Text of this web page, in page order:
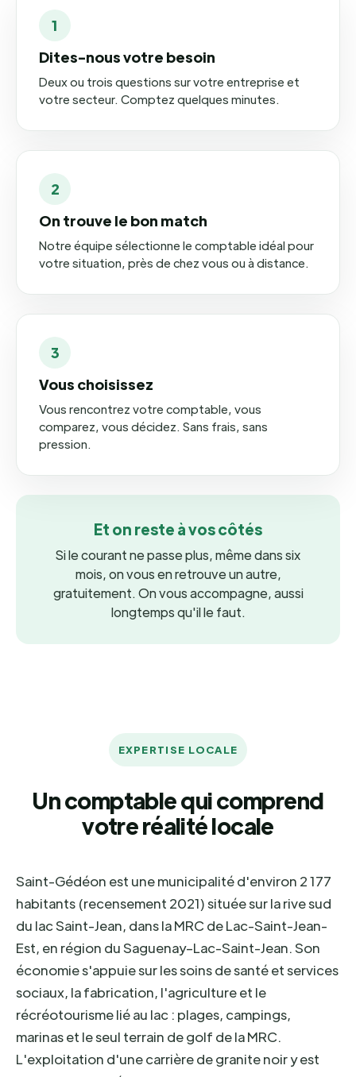
1
Dites-nous votre besoin
Deux ou trois questions sur votre entreprise et
votre secteur. Comptez quelques minutes.
2
On trouve le bon match
Notre équipe sélectionne le comptable idéal pour
votre situation, près de chez vous ou à distance.
3
Vous choisissez
Vous rencontrez votre comptable, vous
comparez, vous décidez. Sans frais, sans
pression.
Et on reste à vos côtés
Si le courant ne passe plus, même dans six
mois, on vous en retrouve un autre,
gratuitement. On vous accompagne, aussi
longtemps qu'il le faut.
EXPERTISE LOCALE
Un comptable qui comprend
votre réalité locale
Saint-Gédéon est une municipalité d'environ 2 177
habitants (recensement 2021) située sur la rive sud
du lac Saint-Jean, dans la MRC de Lac-Saint-Jean-
Est, en région du Saguenay–Lac-Saint-Jean. Son
économie s'appuie sur les soins de santé et services
sociaux, la fabrication, l'agriculture et le
récréotourisme lié au lac : plages, campings,
marinas et le seul terrain de golf de la MRC.
L'exploitation d'une carrière de granite noir y est